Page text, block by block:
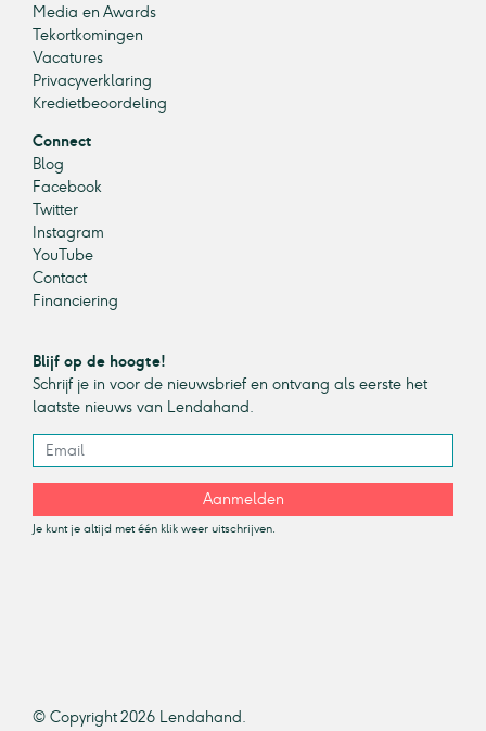
Media en Awards
Tekortkomingen
Vacatures
Privacyverklaring
Kredietbeoordeling
Connect
Blog
Facebook
Twitter
Instagram
YouTube
Contact
Financiering
Blijf op de hoogte!
Schrijf je in voor de nieuwsbrief en ontvang als eerste het
laatste nieuws van Lendahand.
Aanmelden
Je kunt je altijd met één klik weer uitschrijven.
© Copyright 2026 Lendahand.